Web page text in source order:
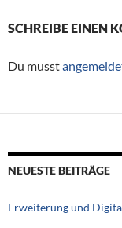
SCHREIBE EINEN
Du musst
NEUESTE BEITRÄGE
Erweiterung und